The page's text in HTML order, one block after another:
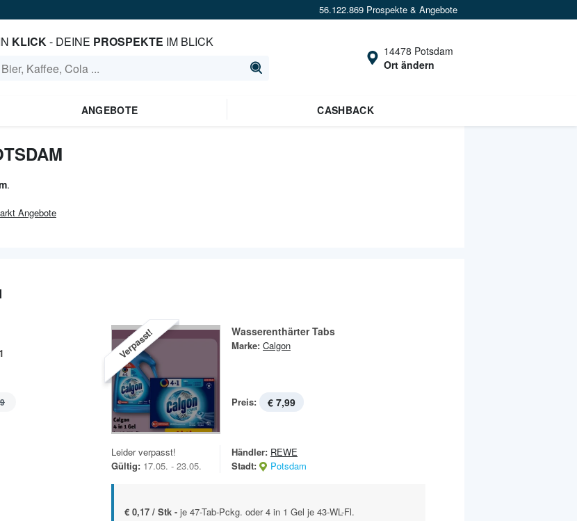
56.122.869 Prospekte & Angebote
KLICK- DEINE PROSPEKTE IM BLICK
14478 Potsdam
Ort ändern
ANGEBOTE CASHBACK
.
Angebote
Verpasst! Wasserenthärter Tabs
Marke: Calgon
Preis: € 7,99
Leider verpasst!
Gültig: 17.05. - 23.05.
Händler: REWE
Stadt:
Potsdam
€ 0,17 / Stk - je 47-Tab-Pckg. oder 4 in 1 Gel je 43-WL-Fl.